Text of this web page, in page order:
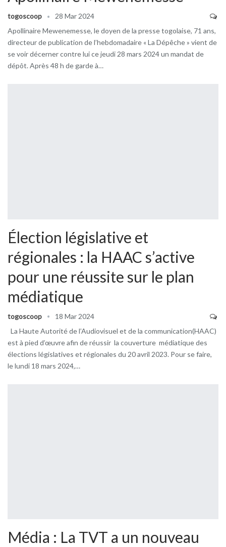
togoscoop
28 Mar 2024
Apollinaire Mewenemesse, le doyen de la presse togolaise, 71 ans,
directeur de publication de l’hebdomadaire « La Dépêche » vient de
se voir décerner contre lui ce jeudi 28 mars 2024 un mandat de
dépôt. Après 48 h de garde à…
Élection législative et
régionales : la HAAC s’active
pour une réussite sur le plan
médiatique
togoscoop
18 Mar 2024
La Haute Autorité de l’Audiovisuel et de la communication(HAAC)
est à pied d’œuvre afin de réussir la couverture médiatique des
élections législatives et régionales du 20 avril 2023. Pour se faire,
le lundi 18 mars 2024,…
Média : La TVT a un nouveau